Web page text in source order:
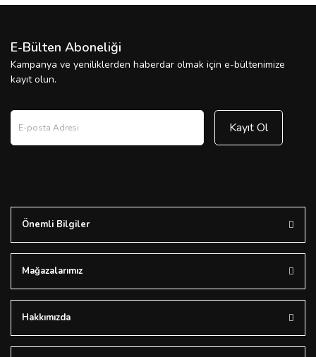
E-Bülten Aboneliği
Kampanya ve yeniliklerden haberdar olmak için e-bültenimize
kayıt olun.
Kayıt Ol
Önemli Bilgiler
Mağazalarımız
Hakkımızda